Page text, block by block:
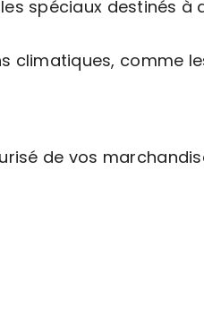
spéciaux destinés à
climatiques, comme
de vos